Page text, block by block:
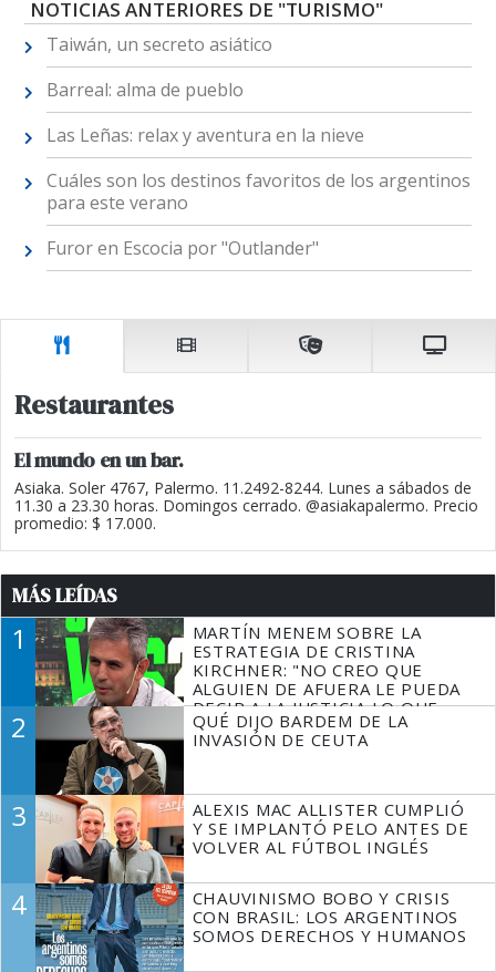
NOTICIAS ANTERIORES DE "TURISMO"
Taiwán, un secreto asiático
Barreal: alma de pueblo
Las Leñas: relax y aventura en la nieve
Cuáles son los destinos favoritos de los argentinos
para este verano
Furor en Escocia por "Outlander"
Restaurantes
El mundo en un bar.
Asiaka. Soler 4767, Palermo. 11.2492-8244. Lunes a sábados de
11.30 a 23.30 horas. Domingos cerrado. @asiakapalermo. Precio
promedio: $ 17.000.
MÁS LEÍDAS
1
MARTÍN MENEM SOBRE LA
ESTRATEGIA DE CRISTINA
KIRCHNER: "NO CREO QUE
ALGUIEN DE AFUERA LE PUEDA
DECIR A LA JUSTICIA LO QUE
TIENE QUE HACER"
2
QUÉ DIJO BARDEM DE LA
INVASIÓN DE CEUTA
3
ALEXIS MAC ALLISTER CUMPLIÓ
Y SE IMPLANTÓ PELO ANTES DE
VOLVER AL FÚTBOL INGLÉS
4
CHAUVINISMO BOBO Y CRISIS
CON BRASIL: LOS ARGENTINOS
SOMOS DERECHOS Y HUMANOS